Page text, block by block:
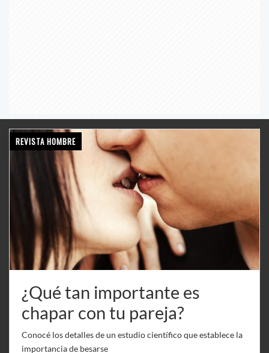
REVISTA HOMBRE
¿Qué tan importante es
chapar con tu pareja?
Conocé los detalles de un estudio científico que establece la
importancia de besarse